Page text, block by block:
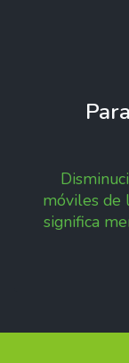
móviles de
significa